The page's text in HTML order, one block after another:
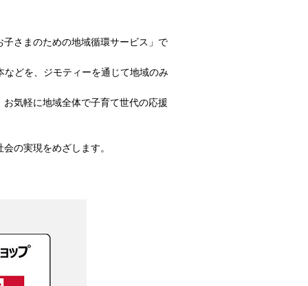
さまのための地域循環サービス」で
どを、ジモティーを通じて地域のみ
気軽に地域全体で子育て世代の応援
の実現をめざします。